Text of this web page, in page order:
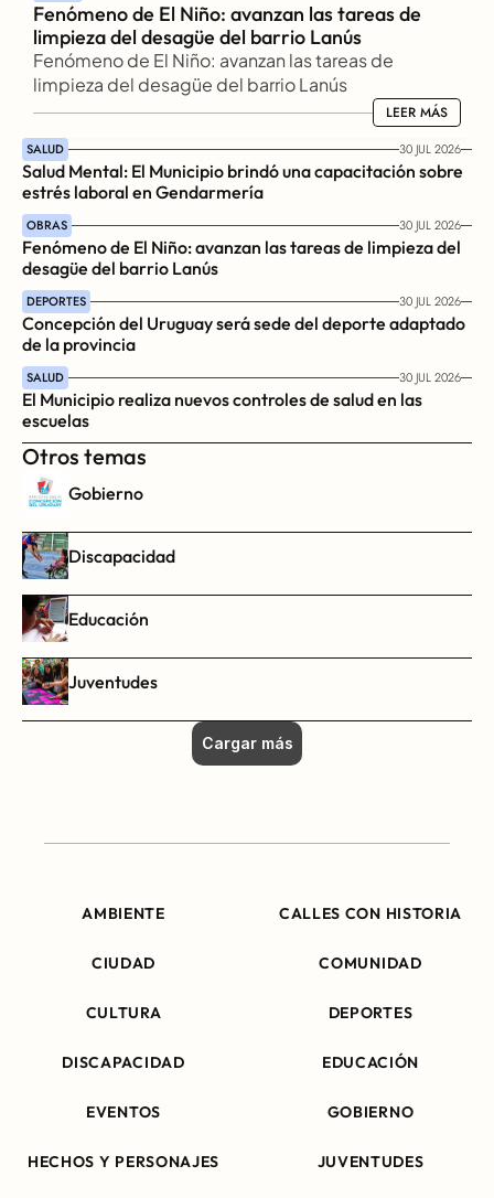
Fenómeno de El Niño: avanzan las tareas de
limpieza del desagüe del barrio Lanús
Fenómeno de El Niño: avanzan las tareas de
limpieza del desagüe del barrio Lanús
LEER MÁS
LEER MÁS
SALUD 30 JUL 2026
Salud Mental: El Municipio brindó una capacitación sobre
estrés laboral en Gendarmería
OBRAS 30 JUL 2026
Fenómeno de El Niño: avanzan las tareas de limpieza del
desagüe del barrio Lanús
DEPORTES 30 JUL 2026
Concepción del Uruguay será sede del deporte adaptado
de la provincia
SALUD 30 JUL 2026
El Municipio realiza nuevos controles de salud en las
escuelas
Otros temas
Gobierno
Discapacidad
Educación
Juventudes
Cargar más
AMBIENTE CALLES CON HISTORIA
CIUDAD COMUNIDAD
CULTURA DEPORTES
DISCAPACIDAD EDUCACIÓN
EVENTOS GOBIERNO
HECHOS Y PERSONAJES JUVENTUDES